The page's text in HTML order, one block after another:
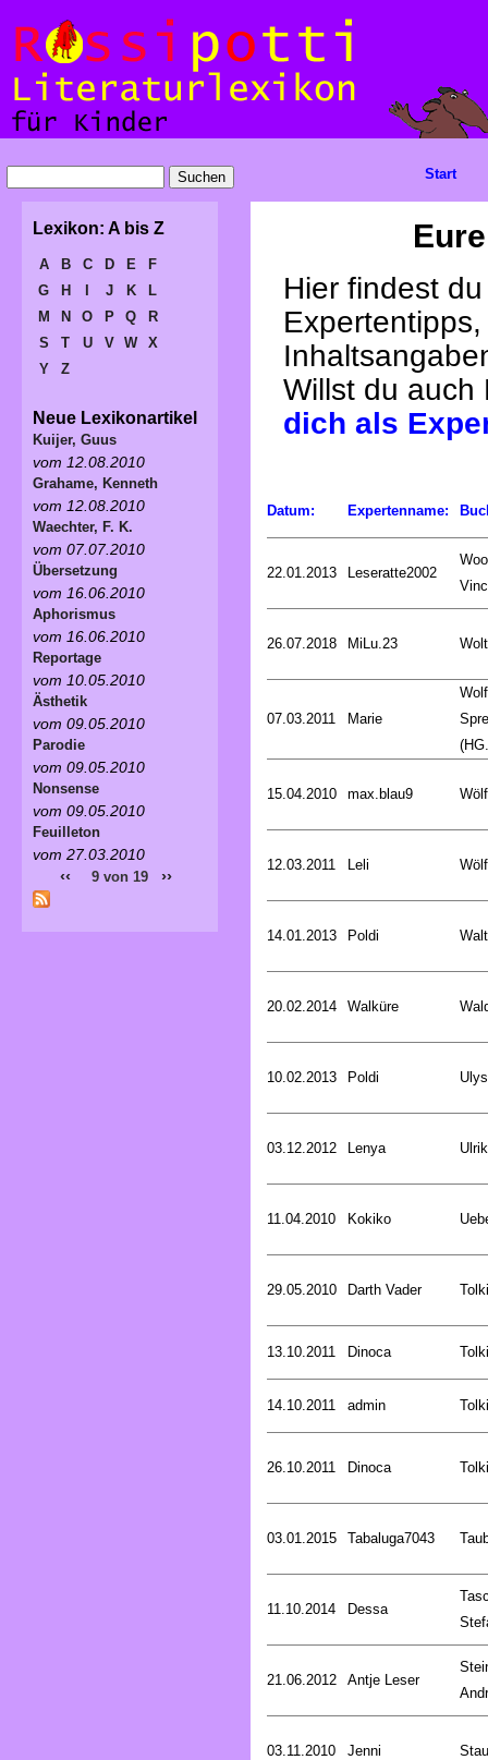
Hier findest
Willst du
dich als
Datum: Expertenname:
22.01.2013 Leseratte2002
26.07.2018 MiLu.23
07.03.2011 Marie
15.04.2010 max.blau9
12.03.2011 Leli
14.01.2013 Poldi
20.02.2014 Walküre
10.02.2013 Poldi
03.12.2012 Lenya
11.04.2010 Kokiko
29.05.2010 Darth Vader
13.10.2011 Dinoca
14.10.2011 admin
26.10.2011 Dinoca
03.01.2015 Tabaluga7043
11.10.2014 Dessa
21.06.2012 Antje Leser
03.11.2010 Jenni
Start
Lexikon: A bis Z
A B C D E
F
G
H J K
L
M
N O P Q
R
S
T U V W
X
Y
Z
Neue Lexikonartikel
Kuijer, Guus
vom 12.08.2010
Grahame, Kenneth
vom 12.08.2010
Waechter, F. K.
vom 07.07.2010
Übersetzung
vom 16.06.2010
Aphorismus
vom 16.06.2010
Reportage
vom 10.05.2010
Ästhetik
vom 09.05.2010
Parodie
vom 09.05.2010
Nonsense
vom 09.05.2010
Feuilleton
vom 27.03.2010
‹‹ 9 von 19 ››